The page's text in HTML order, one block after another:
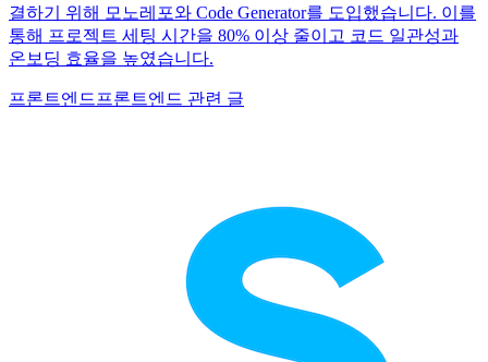
결하기 위해 모노레포와 Code Generator를 도입했습니다. 이를
통해 프로젝트 세팅 시간을 80% 이상 줄이고 코드 일관성과
온보딩 효율을 높였습니다.
프론트엔드 프론트엔드 관련 글